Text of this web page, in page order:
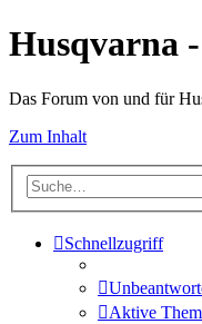
Husqvarna
Das Forum von und für
Zum Inhalt
Schnellzugriff
Aktive